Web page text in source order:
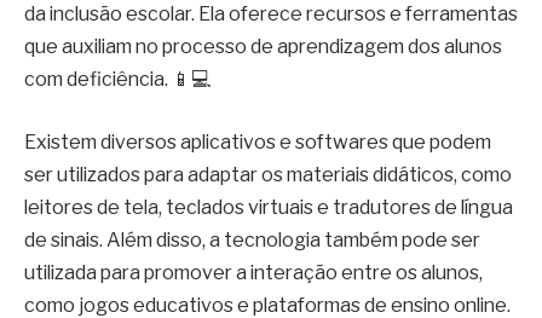
da inclusão escolar. Ela oferece recursos e ferramentas
que auxiliam no processo de aprendizagem dos alunos
com deficiência. 📱💻
Existem diversos aplicativos e softwares que podem
ser utilizados para adaptar os materiais didáticos, como
leitores de tela, teclados virtuais e tradutores de língua
de sinais. Além disso, a tecnologia também pode ser
utilizada para promover a interação entre os alunos,
como jogos educativos e plataformas de ensino online.